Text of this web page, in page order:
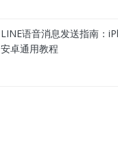
LINE语音消息发送指南：
安卓通用教程